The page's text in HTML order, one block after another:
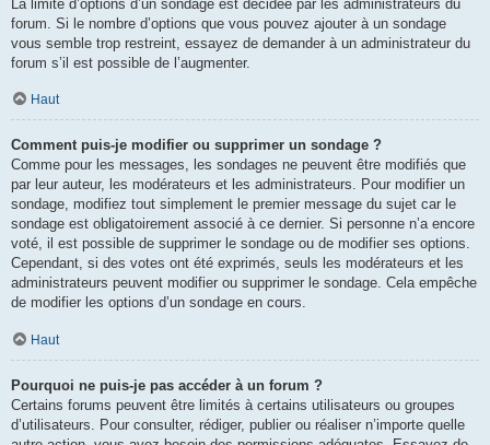
La limite d’options d’un sondage est décidée par les administrateurs du
forum. Si le nombre d’options que vous pouvez ajouter à un sondage
vous semble trop restreint, essayez de demander à un administrateur du
forum s’il est possible de l’augmenter.
Haut
Comment puis-je modifier ou supprimer un sondage ?
Comme pour les messages, les sondages ne peuvent être modifiés que
par leur auteur, les modérateurs et les administrateurs. Pour modifier un
sondage, modifiez tout simplement le premier message du sujet car le
sondage est obligatoirement associé à ce dernier. Si personne n’a encore
voté, il est possible de supprimer le sondage ou de modifier ses options.
Cependant, si des votes ont été exprimés, seuls les modérateurs et les
administrateurs peuvent modifier ou supprimer le sondage. Cela empêche
de modifier les options d’un sondage en cours.
Haut
Pourquoi ne puis-je pas accéder à un forum ?
Certains forums peuvent être limités à certains utilisateurs ou groupes
d’utilisateurs. Pour consulter, rédiger, publier ou réaliser n’importe quelle